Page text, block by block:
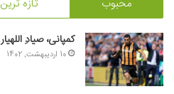
محبوب تازه ترین
کمپانی، صیادِ اللهیار
10 اردیبهشت, 1402